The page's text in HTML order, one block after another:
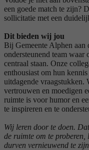
een goede match te zijn?
sollicitatie met een
Dit bieden wij jou
Bij Gemeente Alphen aan
ondersteunend team waar
centraal staan. Onze
enthousiast om hun
uitdagende vraagstukken.
vertrouwen en moedigen
ruimte is voor humor en
te inspireren en te
Wij leren door te doen.
de ruimte om te proberen,
durven vernieuwend te